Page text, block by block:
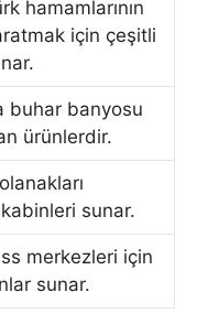
hamamlarının
için çeşitli
buhar banyosu
ürünlerdir.
sunar.
merkezleri için
sunar.